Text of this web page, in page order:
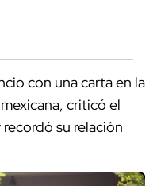
con una carta en la
criticó el
su relación